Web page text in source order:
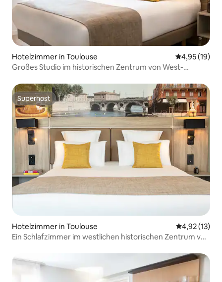
Hotelzimmer in Toulouse
4,95 (19)
Großes Studio im historischen Zentrum von West-
Superhost
Superhost
Hotelzimmer in Toulouse
4,92 (13)
Ein Schlafzimmer im westlichen historischen Zentrum von